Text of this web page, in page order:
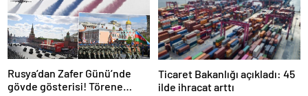
Rusya’dan Zafer Günü’nde
gövde gösterisi! Törene
Ticaret Bakanlığı açıkladı: 45
ilde ihracat arttı